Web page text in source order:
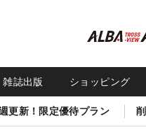
雑誌出版 ショッピング
更新！限定優待プラン